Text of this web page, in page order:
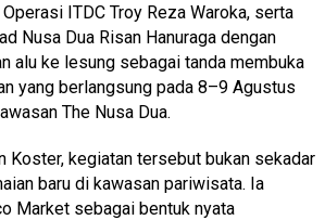
ITDC Troy Reza Waroka, serta
Nusa Dua Risan Hanuraga dengan
alu ke lesung sebagai tanda membuka
yang berlangsung pada 8–9 Agustus
The Nusa Dua.
Koster, kegiatan tersebut bukan sekadar
baru di kawasan pariwisata. Ia
Market sebagai bentuk nyata